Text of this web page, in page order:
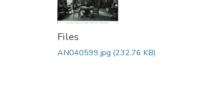
Files
AN040599.jpg (232.76 KB)